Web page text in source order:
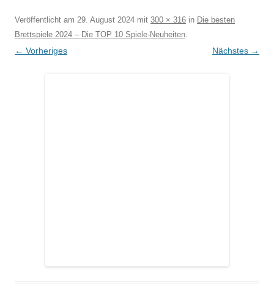
Veröffentlicht am 29. August 2024 mit 300 × 316 in Die besten
Brettspiele 2024 – Die TOP 10 Spiele-Neuheiten.
← Vorheriges Nächstes →